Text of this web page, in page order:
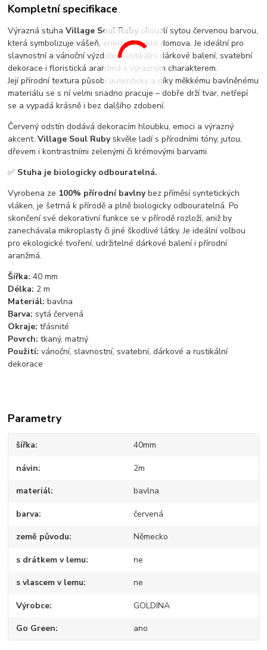
Kompletní specifikace
Výrazná stuhaVillage Soul Ruby okouzlí sytou červenou barvou,
která symbolizuje vášeň, energii a teplo domova. Je ideální pro
slavnostní a vánoční výzdobu, rustikální dárkové balení, svatební
dekorace i floristická aranžmá s výrazným charakterem.
Její přírodní textura působí autenticky a díky měkkému bavlněnému
materiálu se s ní velmi snadno pracuje – dobře drží tvar, netřepí
se a vypadá krásně i bez dalšího zdobení.
Červený odstín dodává dekoracím hloubku, emoci a výrazný
akcent.Village Soul Rubyskvěle ladí s přírodními tóny, jutou,
dřevem i kontrastními zelenými či krémovými barvami.
✅ Stuha je biologicky odbouratelná.
Vyrobena ze 100% přírodní bavlnybez příměsí syntetických
vláken, je šetrná k přírodě a plně biologicky odbouratelná. Po
skončení své dekorativní funkce se v přírodě rozloží, aniž by
zanechávala mikroplasty či jiné škodlivé látky. Je ideální volbou
pro ekologické tvoření, udržitelné dárkové balení i přírodní
aranžmá.
Šířka: 40 mm
Délka: 2 m
Materiál: bavlna
Barva: sytá červená
Okraje: třásnité
Povrch: tkaný, matný
Použití: vánoční, slavnostní, svatební, dárkové a rustikální
dekorace
Parametry
šířka 40mm
návin 2m
materiál bavlna
barva červená
země původu Německo
s drátkem v lemu ne
s vlascem v lemu ne
Výrobce GOLDINA
Go Green ano